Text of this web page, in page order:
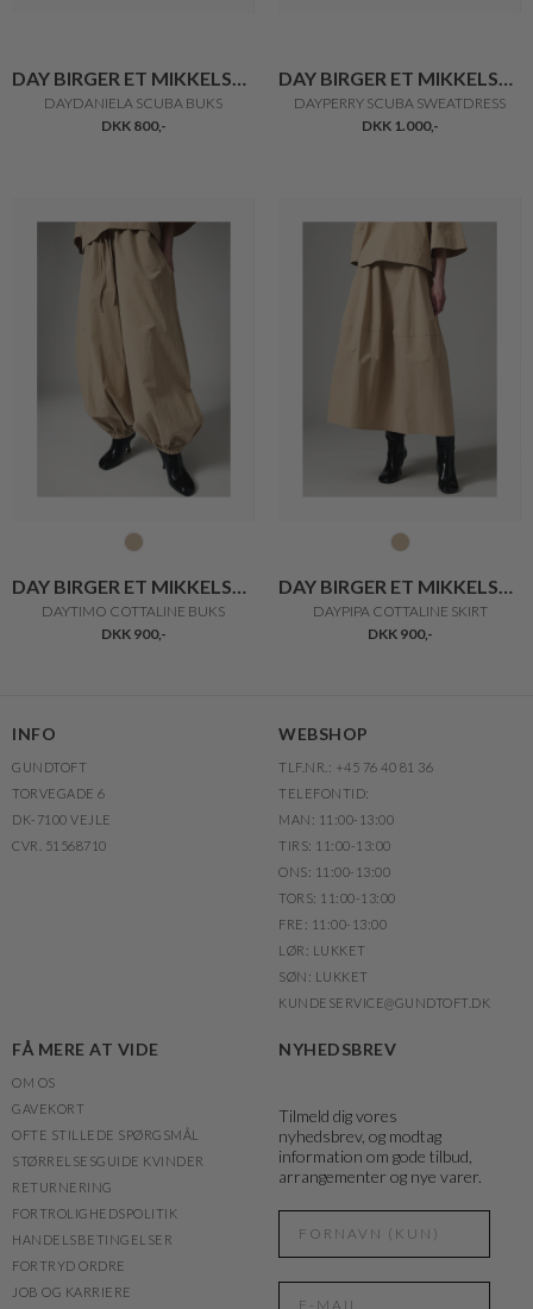
DAY BIRGER ET MIKKELSEN
DAYDANIELA SCUBA BUKS
DKK 800,-
DAY BIRGER ET MIKKELSEN
DAYPERRY SCUBA SWEATDRESS
DKK 1.000,-
DAY BIRGER ET MIKKELSEN
DAYTIMO COTTALINE BUKS
DKK 900,-
DAY BIRGER ET MIKKELSEN
DAYPIPA COTTALINE SKIRT
DKK 900,-
INFO
GUNDTOFT
TORVEGADE 6
DK-7100 VEJLE
CVR. 51568710
WEBSHOP
TLF.NR.: +45 76 40 81 36
TELEFONTID:
MAN: 11:00-13:00
TIRS: 11:00-13:00
ONS: 11:00-13:00
TORS: 11:00-13:00
FRE: 11:00-13:00
LØR: LUKKET
SØN: LUKKET
KUNDESERVICE@GUNDTOFT.DK
FÅ MERE AT VIDE
OM OS
GAVEKORT
OFTE STILLEDE SPØRGSMÅL
STØRRELSESGUIDE KVINDER
RETURNERING
FORTROLIGHEDSPOLITIK
HANDELSBETINGELSER
FORTRYD ORDRE
JOB OG KARRIERE
NYHEDSBREV
Tilmeld dig vores
nyhedsbrev, og modtag
information om gode tilbud,
arrangementer og nye varer.